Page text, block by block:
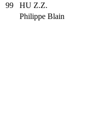
99
HU Z.Z.
Philippe Blain